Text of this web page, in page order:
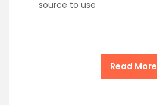
source to use
Read More